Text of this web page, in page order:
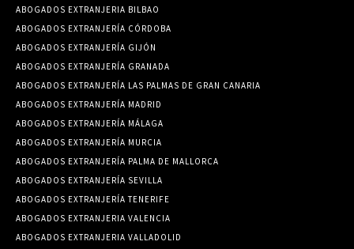
ABOGADOS EXTRANJERIA BILBAO
ABOGADOS EXTRANJERÍA CÓRDOBA
ABOGADOS EXTRANJERÍA GIJÓN
ABOGADOS EXTRANJERÍA GRANADA
ABOGADOS EXTRANJERÍA LAS PALMAS DE GRAN CANARIA
ABOGADOS EXTRANJERÍA MADRID
ABOGADOS EXTRANJERÍA MÁLAGA
ABOGADOS EXTRANJERÍA MURCIA
ABOGADOS EXTRANJERÍA PALMA DE MALLORCA
ABOGADOS EXTRANJERÍA SEVILLA
ABOGADOS EXTRANJERÍA TENERIFE
ABOGADOS EXTRANJERIA VALENCIA
ABOGADOS EXTRANJERIA VALLADOLID